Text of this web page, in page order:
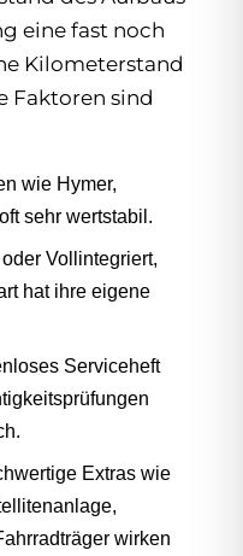
eine fast noch
Kilometerstand
Faktoren sind
wie Hymer,
sehr wertstabil.
Vollintegriert,
hat ihre eigene
Serviceheft
Extras wie
wirken